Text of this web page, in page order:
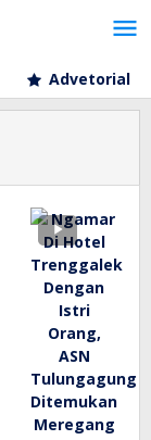
Advetorial